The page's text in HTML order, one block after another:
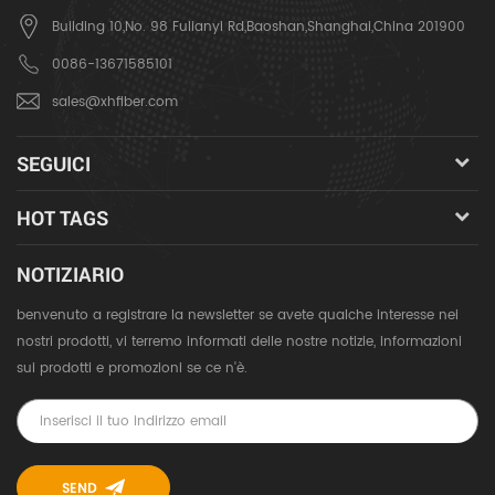
Building 10,No. 98 Fulianyi Rd,Baoshan,Shanghai,China 201900
0086-13671585101
sales@xhfiber.com
SEGUICI
HOT TAGS
NOTIZIARIO
benvenuto a registrare la newsletter se avete qualche interesse nei
nostri prodotti, vi terremo informati delle nostre notizie, informazioni
sui prodotti e promozioni se ce n'è.